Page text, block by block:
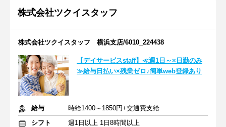
株式会社ツクイスタッフ
株式会社ツクイスタッフ 横浜支店/6010_224438
【デイサービスstaff】≪週1日～×日勤のみ
≫給与日払い×残業ゼロ♪簡単web登録あり
給与
時給1400～1850円+交通費支給
シフト
週1日以上 1日8時間以上